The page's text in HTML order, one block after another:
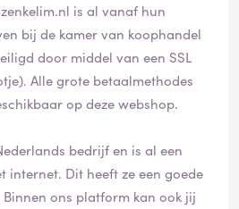
is al vanaf hun
bij de kamer van koophandel
door middel van een SSL
Alle grote betaalmethodes
op deze webshop.
bedrijf en is al een
internet. Dit heeft ze een goede
ons platform kan ook jij